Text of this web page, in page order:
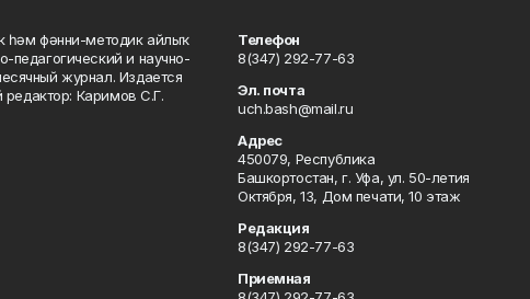
һәм фәнни-методик айлыҡ
педагогический и научно-
журнал. Издается
редактор: Каримов С.Г.
Телефон
8(347) 292-77-63
Эл. почта
uch.bash@mail.ru
Адрес
450079, Республика
Башкортостан, г. Уфа, ул. 50-летия
Октября, 13, Дом печати, 10 этаж
Редакция
8(347) 292-77-63
Приемная